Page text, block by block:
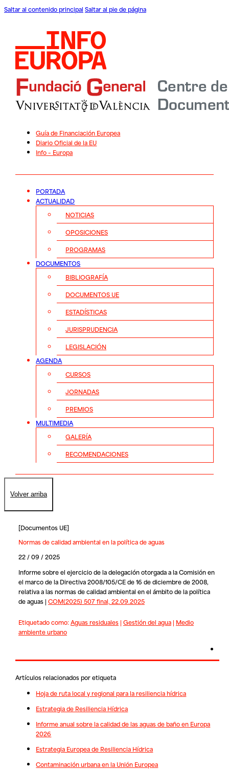
Saltar al contenido principal Saltar al pie de página
Guía de Financiación Europea
Diario Oficial de la EU
Info – Europa
PORTADA
ACTUALIDAD
NOTICIAS
OPOSICIONES
PROGRAMAS
DOCUMENTOS
BIBLIOGRAFÍA
DOCUMENTOS UE
ESTADÍSTICAS
JURISPRUDENCIA
LEGISLACIÓN
AGENDA
CURSOS
JORNADAS
PREMIOS
MULTIMEDIA
GALERÍA
RECOMENDACIONES
Volver arriba
[Documentos UE]
Normas de calidad ambiental en la política de aguas
22 / 09 / 2025
Informe sobre el ejercicio de la delegación otorgada a la Comisión en
el marco de la Directiva 2008/105/CE de 16 de diciembre de 2008,
relativa a las normas de calidad ambiental en el ámbito de la política
de aguas | COM(2025) 507 final, 22.09.2025
Etiquetado como:Aguas residuales| Gestión del agua| Medio
ambiente urbano
Artículos relacionados por etiqueta
Hoja de ruta local y regional para la resiliencia hídrica
Estrategia de Resiliencia Hídrica
Informe anual sobre la calidad de las aguas de baño en Europa
2026
Estrategia Europea de Resiliencia Hídrica
Contaminación urbana en la Unión Europea